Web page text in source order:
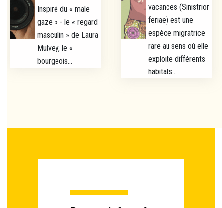
Inspiré du « male
gaze » - le « regard
masculin » de Laura
Mulvey, le «
bourgeois...
vacances (Sinistrior
feriae) est une
espèce migratrice
rare au sens où elle
exploite différents
habitats...